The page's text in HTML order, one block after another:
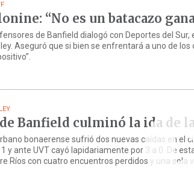
“No es un batacazo
de Banfield dialogó con Deportes del
Aseguró que si bien se enfrentará a uno de
Banfield culminó la ida de
bonaerense sufrió dos nuevas caídas en el
y ante UVT cayó lapidariamente por 3 a 0. De
Ríos con cuatro encuentros perdidos y una sola